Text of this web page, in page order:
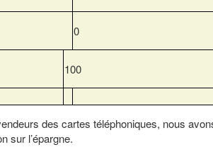
0
100
des cartes téléphoniques, nous
sur l’épargne.